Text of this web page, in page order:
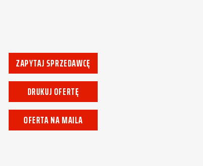
ZAPYTAJ SPRZEDAWCĘ
DRUKUJ OFERTĘ
OFERTA NA MAILA